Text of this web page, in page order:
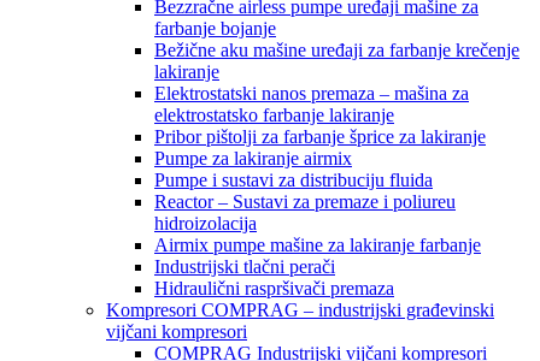
Bezzračne airless pumpe uređaji mašine za
farbanje bojanje
Bežične aku mašine uređaji za farbanje krečenje
lakiranje
Elektrostatski nanos premaza – mašina za
elektrostatsko farbanje lakiranje
Pribor pištolji za farbanje šprice za lakiranje
Pumpe za lakiranje airmix
Pumpe i sustavi za distribuciju fluida
Reactor – Sustavi za premaze i poliureu
hidroizolacija
Airmix pumpe mašine za lakiranje farbanje
Industrijski tlačni perači
Hidraulični raspršivači premaza
Kompresori COMPRAG – industrijski građevinski
vijčani kompresori
COMPRAG Industrijski vijčani kompresori